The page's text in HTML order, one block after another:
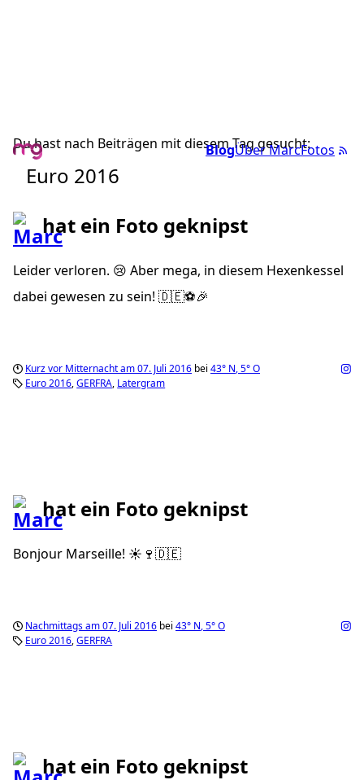
BlogÜber MarcFotos
Du hast nach Beiträgen mit diesem Tag gesucht:
Euro 2016
hat ein Foto geknipst
Leider verloren. 😢 Aber mega, in diesem Hexenkessel
dabei gewesen zu sein! 🇩🇪⚽️🎉
Kurz vor Mitternacht am 07. Juli 2016 bei 43° N,5°O
Euro 2016 GERFRA Latergram
hat ein Foto geknipst
Bonjour Marseille! ☀️🍷🇩🇪
Nachmittags am 07. Juli 2016 bei 43° N,5°O
Euro 2016 GERFRA
hat ein Foto geknipst